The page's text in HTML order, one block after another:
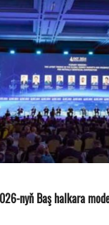
nyň Baş halkara